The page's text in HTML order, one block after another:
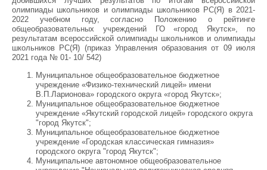
олимпиады школьников и олимпиады школьников РС(Я) в 2021-
2022 учебном году, согласно Положению о рейтинге
общеобразовательных учреждений ГО «город Якутск», по
результатам всероссийской олимпиады школьников и олимпиады
школьников РС(Я) (приказ Управления образования от 09 июля
2021 года № 01- 10/ 542)
Муниципальное общеобразовательное бюджетное
учреждение «Физико-технический лицей» имени
В.П.Ларионова» городского округа «город Якутск»;
Муниципальное общеобразовательное бюджетное
учреждение «Якутский городской лицей» городского округа
"город Якутск";
Муниципальное общеобразовательное бюджетное
учреждение «Городская классическая гимназия»
городского округа "город Якутск";
Муниципальное автономное общеобразовательное